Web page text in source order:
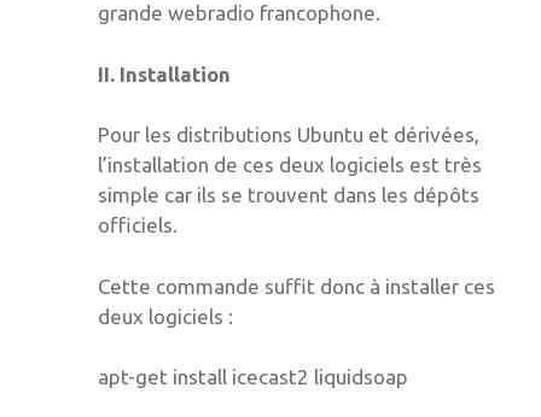
grande webradio francophone.
II. Installation
Pour les distributions Ubuntu et dérivées,
l’installation de ces deux logiciels est très
simple car ils se trouvent dans les dépôts
officiels.
Cette commande suffit donc à installer ces
deux logiciels :
apt-get install icecast2 liquidsoap